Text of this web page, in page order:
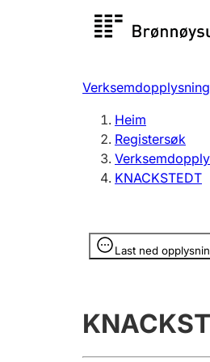
Registersøk
Registrere, endre,
Heim
Registersøk
KNACKSTEDT
Last ned
Opplysninger er